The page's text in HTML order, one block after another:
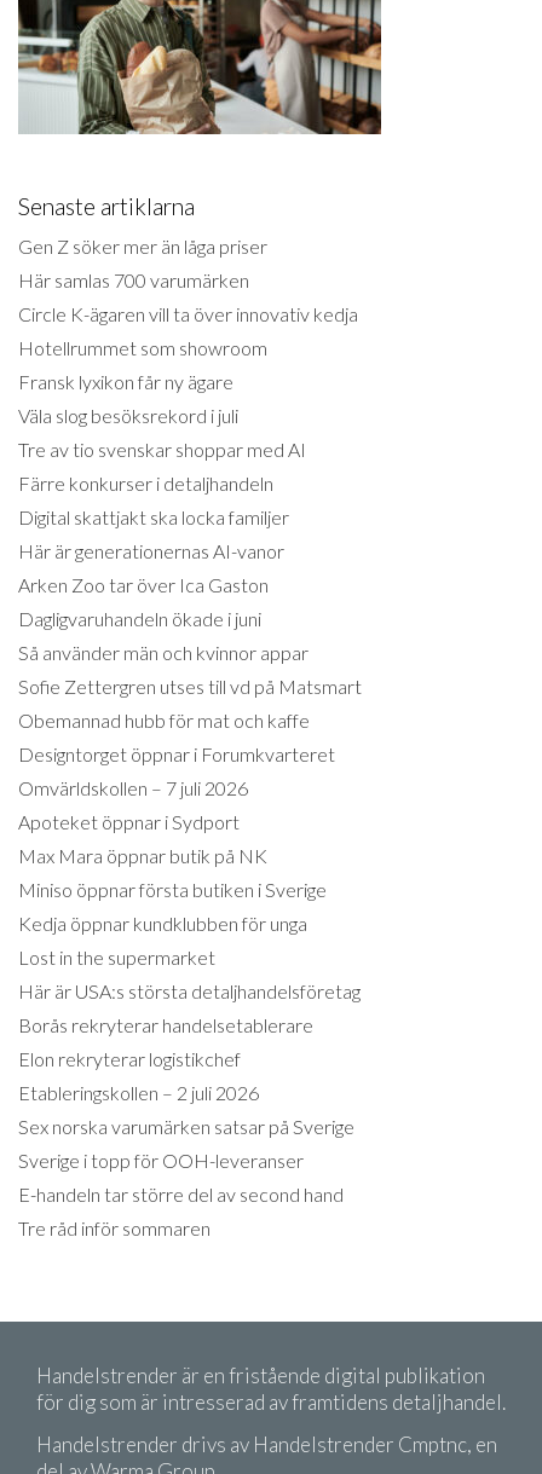
Senaste artiklarna
Gen Z söker mer än låga priser
Här samlas 700 varumärken
Circle K-ägaren vill ta över innovativ kedja
Hotellrummet som showroom
Fransk lyxikon får ny ägare
Väla slog besöksrekord i juli
Tre av tio svenskar shoppar med AI
Färre konkurser i detaljhandeln
Digital skattjakt ska locka familjer
Här är generationernas AI-vanor
Arken Zoo tar över Ica Gaston
Dagligvaruhandeln ökade i juni
Så använder män och kvinnor appar
Sofie Zettergren utses till vd på Matsmart
Obemannad hubb för mat och kaffe
Designtorget öppnar i Forumkvarteret
Omvärldskollen – 7 juli 2026
Apoteket öppnar i Sydport
Max Mara öppnar butik på NK
Miniso öppnar första butiken i Sverige
Kedja öppnar kundklubben för unga
Lost in the supermarket
Här är USA:s största detaljhandelsföretag
Borås rekryterar handelsetablerare
Elon rekryterar logistikchef
Etableringskollen – 2 juli 2026
Sex norska varumärken satsar på Sverige
Sverige i topp för OOH-leveranser
E-handeln tar större del av second hand
Tre råd inför sommaren
Handelstrender är en fristående digital publikation
för dig som är intresserad av framtidens detaljhandel.
Handelstrender drivs av Handelstrender Cmptnc, en